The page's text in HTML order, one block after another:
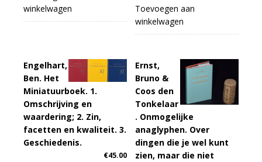
winkelwagen
Toevoegen aan
winkelwagen
Engelhart,
Ben. Het
Miniatuurboek. 1.
Omschrijving en
waardering; 2. Zin,
facetten en kwaliteit. 3.
Geschiedenis.
€45.00
Ernst,
Bruno &
Coos den
Tonkelaar
. Onmogelijke
anaglyphen. Over
dingen die je wel kunt
zien, maar die niet